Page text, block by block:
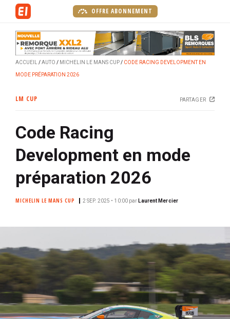
c
p
a
OFFRE ABONNEMENT
ACCUEIL AUTO MICHELIN LE MANS CUP CODE RACING DEVELOPMENT EN
MODE PRÉPARATION 2026
LM CUP PARTAGER
Code Racing
Development en mode
préparation 2026
MICHELIN LE MANS CUP 2 SEP. 2025 • 10:00 par Laurent Mercier